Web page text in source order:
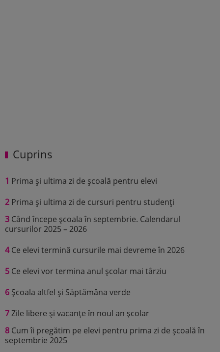
Cuprins
1 Prima și ultima zi de școală pentru elevi
2 Prima și ultima zi de cursuri pentru studenți
3 Când începe școala în septembrie. Calendarul
cursurilor 2025 – 2026
4Ce elevi termină cursurile mai devreme în 2026
5 Ce elevi vor termina anul școlar mai târziu
6 Școala altfel și Săptămâna verde
7Zile libere și vacanțe în noul an școlar
8 Cum îi pregătim pe elevi pentru prima zi de școală în
septembrie 2025